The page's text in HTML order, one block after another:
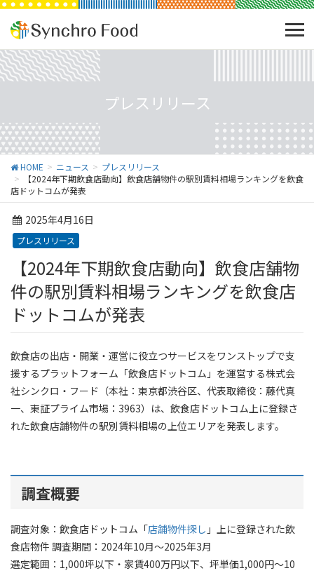
プレスリリース
HOME ニュース
プレスリリース
【2024年下期飲食店動向】飲食店舗物件の駅別賃料相場ランキングを飲食
店ドットコムが発表
2025年4月16日
プレスリリース
【2024年下期飲食店動向】飲食店舗物
件の駅別賃料相場ランキングを飲食店
ドットコムが発表
飲食店の出店・開業・運営に役立つサービスをワンストップで支
援するプラットフォーム「飲食店ドットコム」を運営する株式会
社シンクロ・フード（本社：東京都渋谷区、代表取締役：藤代真
一、東証プライム市場：3963）は、飲食店ドットコム上に登録さ
れた飲食店舗物件の駅別賃料相場の上位エリアを発表します。
調査概要
調査対象：飲食店ドットコム「店舗物件探し 」上に登録された飲
食店物件 調査期間：2024年10月〜2025年3月
選定範囲：1,000坪以下・家賃400万円以下、坪単価1,000円〜10